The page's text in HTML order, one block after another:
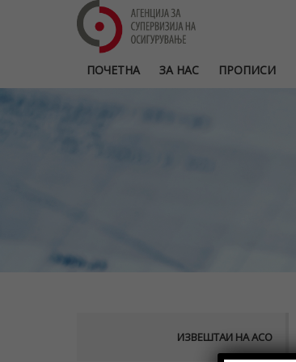
ПОЧЕТНА ЗА НАС ПРОПИСИ
ИЗВЕШТАИ НА АСО